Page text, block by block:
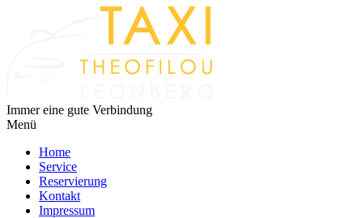
Immer eine gute Verbindung
Menü
Home
Service
Reservierung
Kontakt
Impressum